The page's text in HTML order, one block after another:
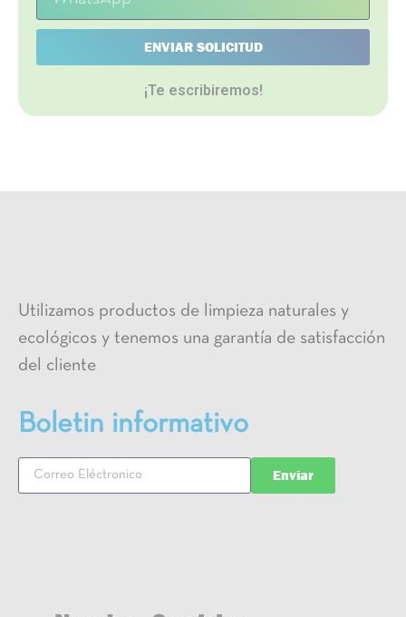
ENVIAR SOLICITUD
¡Te escribiremos!
Utilizamos productos de limpieza naturales y
ecológicos y tenemos una garantía de satisfacción
del cliente
Boletin informativo
Enviar